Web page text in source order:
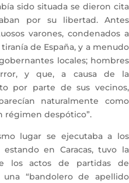
sido situada se dieron cita
por su libertad. Antes
varones, condenados a
de España, y a menudo
locales; hombres
y que, a causa de la
por parte de sus vecinos,
naturalmente como
régimen despótico”.
lugar se ejecutaba a los
en Caracas, tuvo la
los actos de partidas de
una “bandolero de apellido